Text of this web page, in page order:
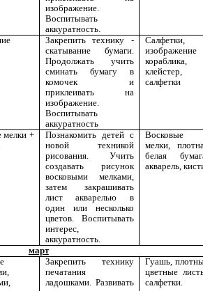
изображение.
Воспитывать
аккуратность.
Закрепить технику -
скатывание бумаги.
Продолжать учить
сминать бумагу в
комочек и
приклеивать на
изображение.
Воспитывать
аккуратность
Салфетки,
изображение
кораблика,
клейстер,
салфетки
мелки +
Познакомить детей с
новой техникой
рисования. Учить
создавать рисунок
восковыми мелками,
затем закрашивать
лист акварелью в
один или несколько
цветов. Воспитывать
интерес,
аккуратность.
Восковые
мелки,
белая
акварель,
март
Закрепить технику
печатания
ладошками. Развивать
Гуашь,
цветные
салфетки.